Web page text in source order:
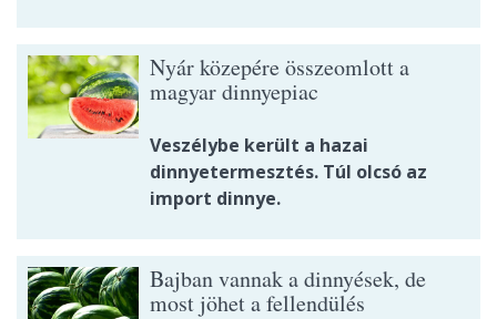
Nyár közepére összeomlott a
magyar dinnyepiac
Veszélybe került a hazai
dinnyetermesztés. Túl olcsó az
import dinnye.
Bajban vannak a dinnyések, de
most jöhet a fellendülés